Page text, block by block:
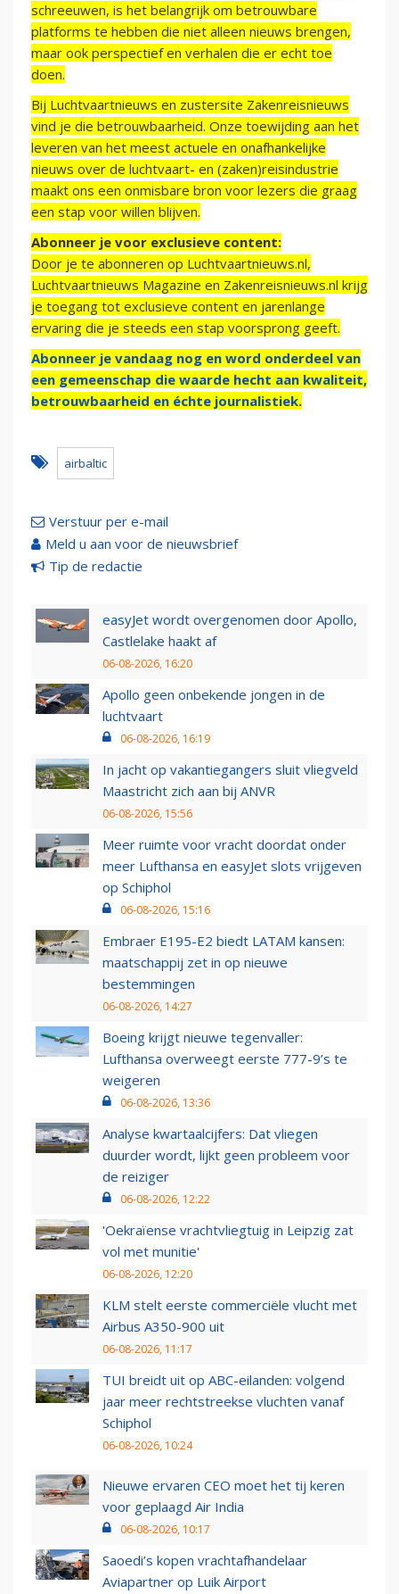
schreeuwen, is het belangrijk om betrouwbare
platforms te hebben die niet alleen nieuws brengen,
maar ook perspectief en verhalen die er echt toe
doen.
Bij Luchtvaartnieuws en zustersite Zakenreisnieuws
vind je die betrouwbaarheid. Onze toewijding aan het
leveren van het meest actuele en onafhankelijke
nieuws over de luchtvaart- en (zaken)reisindustrie
maakt ons een onmisbare bron voor lezers die graag
een stap voor willen blijven.
Abonneer je voor exclusieve content:
Door je te abonneren op Luchtvaartnieuws.nl,
Luchtvaartnieuws Magazine en Zakenreisnieuws.nl krijg
je toegang tot exclusieve content en jarenlange
ervaring die je steeds een stap voorsprong geeft.
Abonneer je vandaag nog en word onderdeel van
een gemeenschap die waarde hecht aan kwaliteit,
betrouwbaarheid en échte journalistiek.
airbaltic
Verstuur per e-mail
Meld u aan voor de nieuwsbrief
Tip de redactie
easyJet wordt overgenomen door Apollo,
Castlelake haakt af
06-08-2026, 16:20
Apollo geen onbekende jongen in de
luchtvaart
06-08-2026, 16:19
In jacht op vakantiegangers sluit vliegveld
Maastricht zich aan bij ANVR
06-08-2026, 15:56
Meer ruimte voor vracht doordat onder
meer Lufthansa en easyJet slots vrijgeven
op Schiphol
06-08-2026, 15:16
Embraer E195-E2 biedt LATAM kansen:
maatschappij zet in op nieuwe
bestemmingen
06-08-2026, 14:27
Boeing krijgt nieuwe tegenvaller:
Lufthansa overweegt eerste 777-9’s te
weigeren
06-08-2026, 13:36
Analyse kwartaalcijfers: Dat vliegen
duurder wordt, lijkt geen probleem voor
de reiziger
06-08-2026, 12:22
'Oekraïense vrachtvliegtuig in Leipzig zat
vol met munitie'
06-08-2026, 12:20
KLM stelt eerste commerciële vlucht met
Airbus A350-900 uit
06-08-2026, 11:17
TUI breidt uit op ABC-eilanden: volgend
jaar meer rechtstreekse vluchten vanaf
Schiphol
06-08-2026, 10:24
Nieuwe ervaren CEO moet het tij keren
voor geplaagd Air India
06-08-2026, 10:17
Saoedi’s kopen vrachtafhandelaar
Aviapartner op Luik Airport